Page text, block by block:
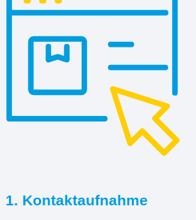
1. Kontaktaufnahme